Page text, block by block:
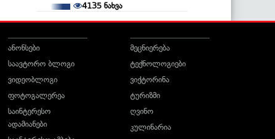
4135 ნახვა
ანონსები
საავტორო ბლოგი
ვიდეობლოგი
ფოტოგალერეა
საინტერესო
ადამიანები
მეცნიერება
ტექნოლოგიები
ვიქტორინა
ტურიზმი
ღვინო
კულინარია